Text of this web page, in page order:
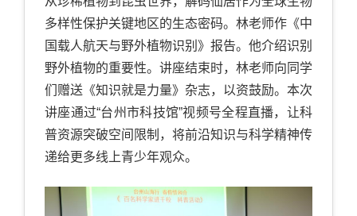
多样性保护关键地区的生态密码。林老师作《中
国载人航天与野外植物识别》报告。他介绍识别
野外植物的重要性。讲座结束时，林老师向同学
们赠送《知识就是力量》杂志，以资鼓励。本次
讲座通过“台州市科技馆”视频号全程直播，让科
普资源突破空间限制，将前沿知识与科学精神传
递给更多线上青少年观众。